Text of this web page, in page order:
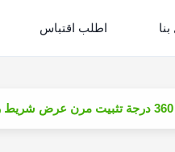
اطلب اقتباس